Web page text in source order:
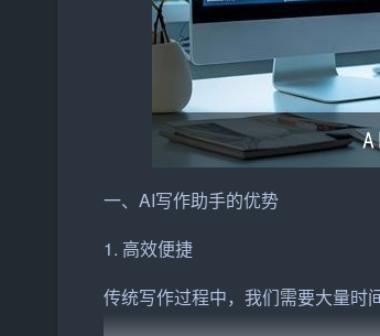
一、AI写作助手的优势
1. 高效便捷
传统写作过程中，我们需要大量时
工作。只需输入关键词和基本要求